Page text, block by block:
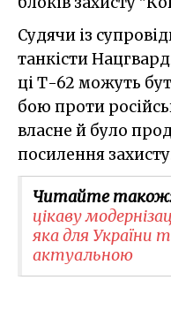
Судячи із
танкісти
ці Т-62 можуть
бою проти
власне й було
посилення
Читайте
цікаву
яка для
актуальною